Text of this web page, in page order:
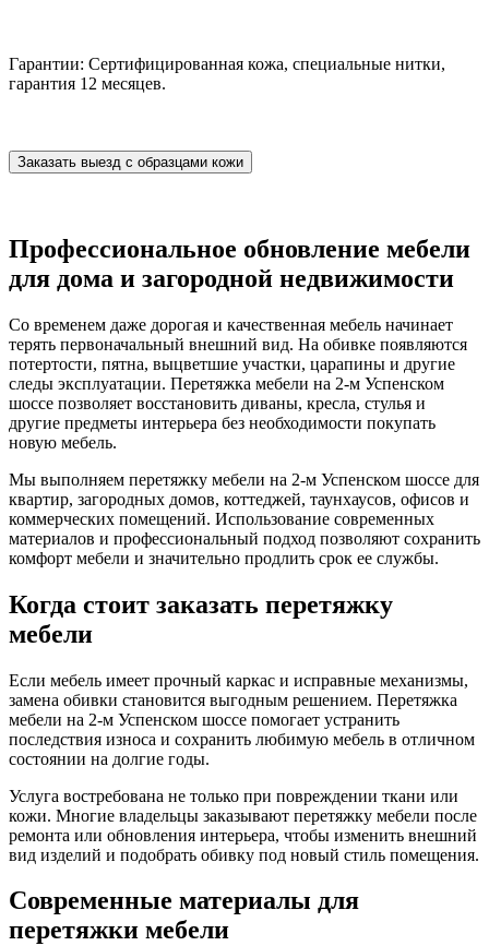
Гарантии: Сертифицированная кожа, специальные нитки,
гарантия 12 месяцев.
Заказать выезд с образцами кожи
Профессиональное обновление мебели
для дома и загородной недвижимости
Со временем даже дорогая и качественная мебель начинает
терять первоначальный внешний вид. На обивке появляются
потертости, пятна, выцветшие участки, царапины и другие
следы эксплуатации. Перетяжка мебели на 2-м Успенском
шоссе позволяет восстановить диваны, кресла, стулья и
другие предметы интерьера без необходимости покупать
новую мебель.
Мы выполняем перетяжку мебели на 2-м Успенском шоссе для
квартир, загородных домов, коттеджей, таунхаусов, офисов и
коммерческих помещений. Использование современных
материалов и профессиональный подход позволяют сохранить
комфорт мебели и значительно продлить срок ее службы.
Когда стоит заказать перетяжку
мебели
Если мебель имеет прочный каркас и исправные механизмы,
замена обивки становится выгодным решением. Перетяжка
мебели на 2-м Успенском шоссе помогает устранить
последствия износа и сохранить любимую мебель в отличном
состоянии на долгие годы.
Услуга востребована не только при повреждении ткани или
кожи. Многие владельцы заказывают перетяжку мебели после
ремонта или обновления интерьера, чтобы изменить внешний
вид изделий и подобрать обивку под новый стиль помещения.
Современные материалы для
перетяжки мебели